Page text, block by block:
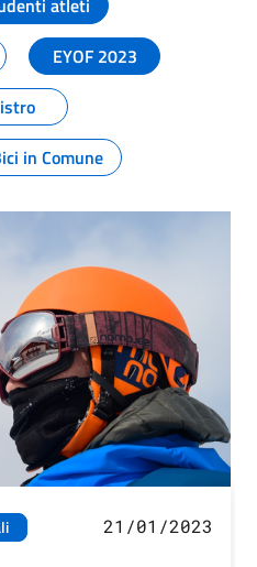
atleti
EYOF 2023
in Comune
21/01/2023